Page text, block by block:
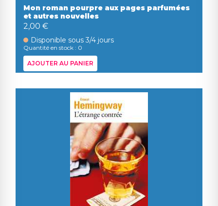
Mon roman pourpre aux pages parfumées
et autres nouvelles
2,00 €
Disponible sous 3/4 jours
Quantité en stock : 0
AJOUTER AU PANIER